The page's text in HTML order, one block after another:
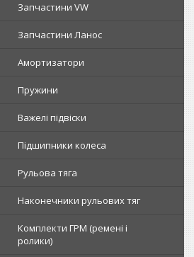
Запчастини VW
Запчастини Ланос
Амортизатори
Пружини
Важелі підвіски
Підшипники колеса
Рульова тяга
Наконечники рульових тяг
Комплекти ГРМ (ремені і
ролики)